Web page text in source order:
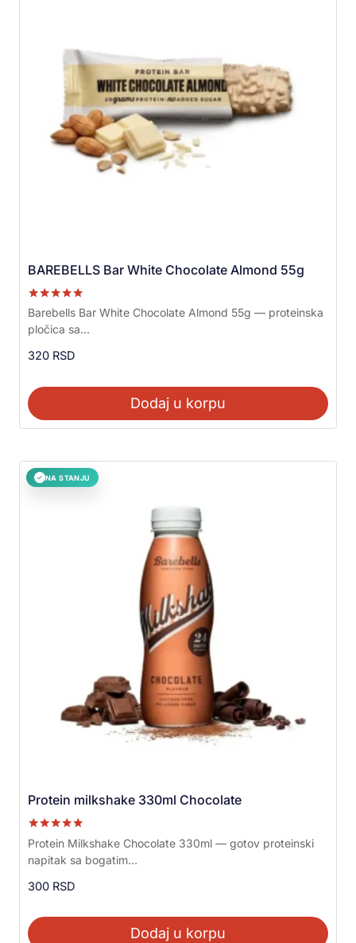
BAREBELLS Bar White Chocolate Almond 55g
Ocenjeno sa
5.00
od 5
Barebells Bar White Chocolate Almond 55g — proteinska
pločica sa...
320 RSD
Dodaj u korpu
✓ NA STANJU
Protein milkshake 330ml Chocolate
Ocenjeno sa
5.00
od 5
Protein Milkshake Chocolate 330ml — gotov proteinski
napitak sa bogatim...
300 RSD
Dodaj u korpu